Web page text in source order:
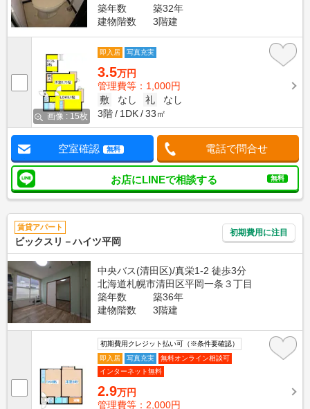
築年数
築32年
建物階数
3階建
画像 : 15枚
即入居 写真充実
3.5万円
管理費等：1,000円
敷
なし 礼
なし
3階
1DK 33㎡
空室確認 無料 電話で問合せ
お店にLINEで相談する 無料
賃貸アパート
ビックスリ－ハイツ平岡
初期費用に注目
中央バス(清田区)/真栄1-2 徒歩3分
北海道札幌市清田区平岡一条３丁目
築年数
築36年
建物階数
3階建
初期費用クレジット払い可（※条件要確認）
即入居
写真充実
無料オンライン相談可
インターネット無料
2.9万円
管理費等：2,000円